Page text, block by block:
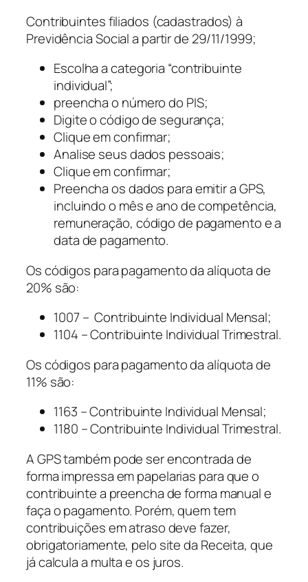
Contribuintes filiados (cadastrados) à
Previdência Social a partir de 29/11/1999;
Escolha a categoria “contribuinte
individual”;
preencha o número do PIS;
Digite o código de segurança;
Clique em confirmar;
Analise seus dados pessoais;
Clique em confirmar;
Preencha os dados para emitir a GPS,
incluindo o mês e ano de competência,
remuneração, código de pagamento e a
data de pagamento.
Os códigos para pagamento da alíquota de
20% são:
1007 – Contribuinte Individual Mensal;
1104 – Contribuinte Individual Trimestral.
Os códigos para pagamento da alíquota de
11% são:
1163 – Contribuinte Individual Mensal;
1180 – Contribuinte Individual Trimestral.
A GPS também pode ser encontrada de
forma impressa em papelarias para que o
contribuinte a preencha de forma manual e
faça o pagamento. Porém, quem tem
contribuições em atraso deve fazer,
obrigatoriamente, pelo site da Receita, que
já calcula a multa e os juros.